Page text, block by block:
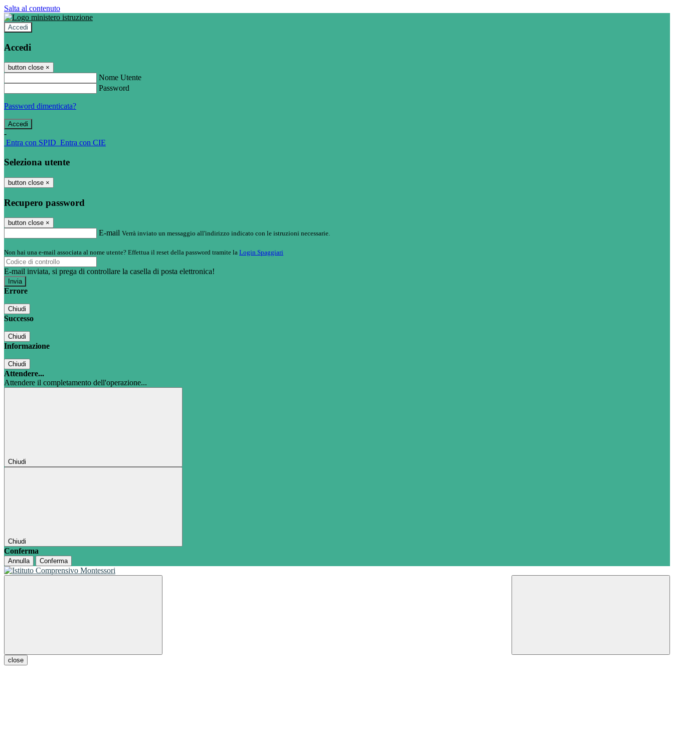
Salta al contenuto
Accedi
Accedi
button close ×
Nome Utente
Password
Password dimenticata?
-
Entra con SPID Entra con CIE
Seleziona utente
button close ×
Recupero password
button close ×
E-mail Verrà inviato un messaggio all'indirizzo indicato con le istruzioni necessarie.
Non hai una e-mail associata al nome utente? Effettua il reset della password tramite la Login Spaggiari
E-mail inviata, si prega di controllare la casella di posta elettronica!
Errore
Chiudi
Successo
Chiudi
Informazione
Chiudi
Attendere...
Attendere il completamento dell'operazione...
Chiudi
Chiudi
Conferma
Annulla Conferma
close